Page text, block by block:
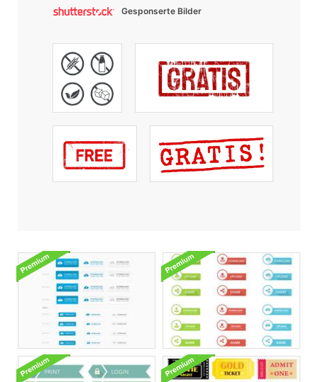
Gesponserte Bilder